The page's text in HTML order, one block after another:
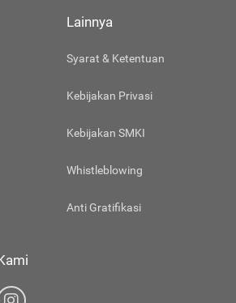
Lainnya
Syarat & Ketentuan
Kebijakan Privasi
Kebijakan SMKI
Whistleblowing
Anti Gratifikasi